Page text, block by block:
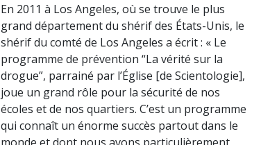
En 2011 à Los Angeles, où se trouve le plus
grand département du shérif des États-Unis, le
shérif du comté de Los Angeles a écrit : « Le
programme de prévention “La vérité sur la
drogue”, parrainé par l’Église [de Scientologie],
joue un grand rôle pour la sécurité de nos
écoles et de nos quartiers. C’est un programme
qui connaît un énorme succès partout dans le